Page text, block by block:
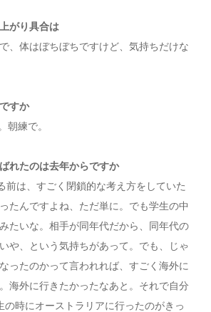
がり具合は
、体はぼちぼちですけど、気持ちだけな
すか
朝練で。
れたのは去年からですか
前は、すごく閉鎖的な考え方をしていた
たんですよね、ただ単に。でも学生の中
たいな。相手が同年代だから、同年代の
や、という気持ちがあって。でも、じゃ
ったのかって言われれば、すごく海外に
海外に行きたかったなあと。それで自分
の時にオーストラリアに行ったのがきっ